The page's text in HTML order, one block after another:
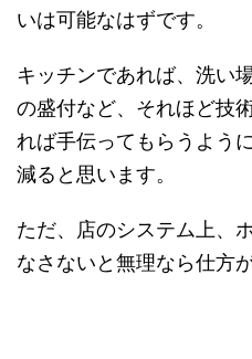
いは可能なはずです。
キッチンであれば、洗い
の盛付など、それほど技
れば手伝ってもらうよう
減ると思います。
ただ、店のシステム上、
なさないと無理なら仕方